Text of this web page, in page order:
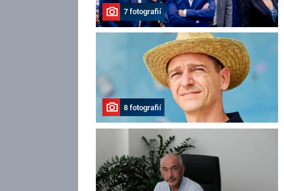
7 fotografií
8 fotografií